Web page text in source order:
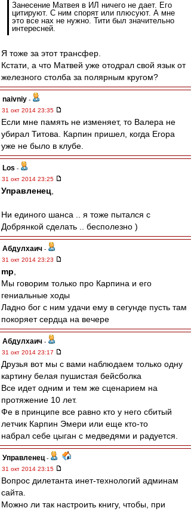
Занесение Матвея в ИЛ ничего не дает. Его
цитируют. С ним спорят или плюсуют. А мне
это все нах не нужно. Тити был значительно
интересней.
Я тоже за этот трансфер.
Кстати, а что Матвей уже отодрал свой язык от
железного столба за полярным кругом?
naivniy -
31 окт 2014 23:35
Если мне память не изменяет, то Валера не
убирал Титова. Карпин пришел, когда Егора
уже не было в клубе.
Los -
31 окт 2014 23:25
Управленец
Ни единого шанса .. я тоже пытался с
Добрянкой сделать .. бесполезно )
Абдулхаич -
31 окт 2014 23:23
mp
Мы говорим только про Карпина и его
гениальные ходы
Ладно бог с ним удачи ему в сегунде пусть там
покоряет сердца на вечере
Абдулхаич -
31 окт 2014 23:17
Друзья вот мы с вами наблюдаем только одну
картину белая пушистая бейсболка
Все идет одним и тем же сценарием на
протяжение 10 лет.
Фе в принципе все равно кто у него сбитый
летчик Карпин Эмери или еще кто-то
набрал себе цыган с медведями и радуется.
Управленец -
31 окт 2014 23:15
Вопрос дилетанта инет-технологий админам
сайта.
Можно ли так настроить книгу, чтобы, при